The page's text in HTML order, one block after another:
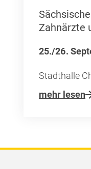
Zahnärzte
25./26.
Stadthalle
mehr lesen